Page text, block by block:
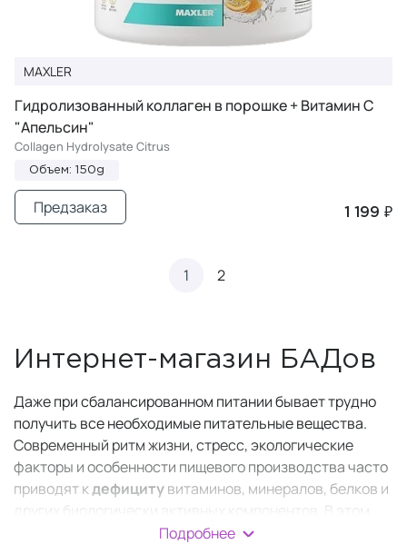
MAXLER
Гидролизованный коллаген в порошке + Витамин С
"Апельсин"
Collagen Hydrolysate Citrus
Объем: 150g
1 199 ₽
Предзаказ
1 2
Интернет-магазин БАДов
Даже при сбалансированном питании бывает трудно
получить все необходимые питательные вещества.
Современный ритм жизни, стресс, экологические
факторы и особенности пищевого производства часто
приводят кдефицитувитаминов, минералов, белков и
других биологически активных компонентов. В этом
случае на помощь приходят БАДы, которые
Подробнее